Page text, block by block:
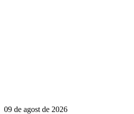
09 de agost de 2026